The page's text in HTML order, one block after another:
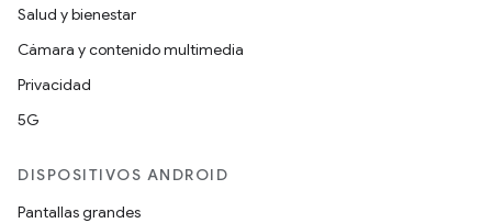
Salud y bienestar
Cámara y contenido multimedia
Privacidad
5G
DISPOSITIVOS ANDROID
Pantallas grandes